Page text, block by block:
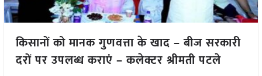
किसानों को मानक गुणवत्ता के खाद – बीज सरकारी
दरों पर उपलब्ध कराएं – कलेक्टर श्रीमती पटले